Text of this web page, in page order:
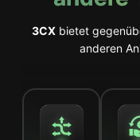
3CXbietet
anderen